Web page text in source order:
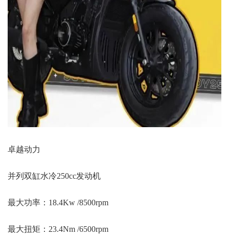
卓越动力
并列双缸水冷250cc发动机
最大功率：18.4Kw /8500rpm
最大扭矩：23.4Nm /6500rpm